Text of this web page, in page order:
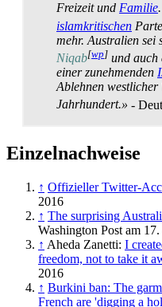
Freizeit und Familie
islam­kritischen
mehr. Australien sei
Niqab[wp] und auch
einer zunehmenden
Ablehnen westlicher
Jahrhundert.» -
Einzelnachweise
↑ Offizieller Twitter-
2016
↑ The surprising
Washington Post am
↑ Aheda Zanetti: I
freedom, not to take it
2016
↑ Burkini ban: The
French are 'digging a